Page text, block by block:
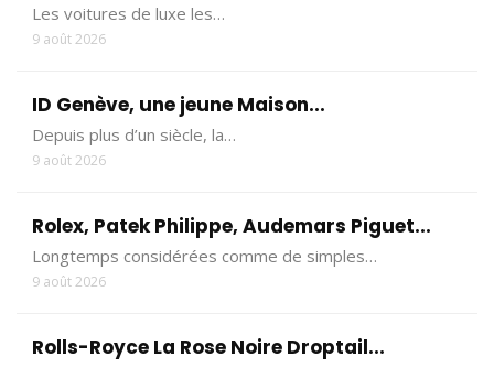
Les voitures de luxe les…
9 août 2026
ID Genève, une jeune Maison...
Depuis plus d’un siècle, la…
9 août 2026
Rolex, Patek Philippe, Audemars Piguet...
Longtemps considérées comme de simples…
9 août 2026
Rolls-Royce La Rose Noire Droptail...